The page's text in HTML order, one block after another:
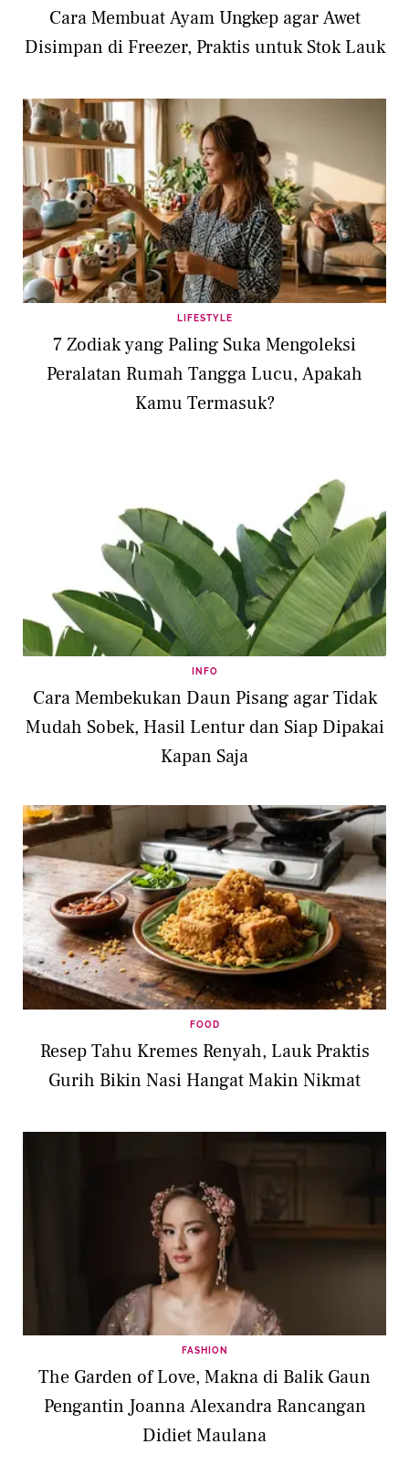
Cara Membuat Ayam Ungkep agar Awet
Disimpan di Freezer, Praktis untuk Stok Lauk
LIFESTYLE
7 Zodiak yang Paling Suka Mengoleksi
Peralatan Rumah Tangga Lucu, Apakah
Kamu Termasuk?
INFO
Cara Membekukan Daun Pisang agar Tidak
Mudah Sobek, Hasil Lentur dan Siap Dipakai
Kapan Saja
FOOD
Resep Tahu Kremes Renyah, Lauk Praktis
Gurih Bikin Nasi Hangat Makin Nikmat
FASHION
The Garden of Love, Makna di Balik Gaun
Pengantin Joanna Alexandra Rancangan
Didiet Maulana